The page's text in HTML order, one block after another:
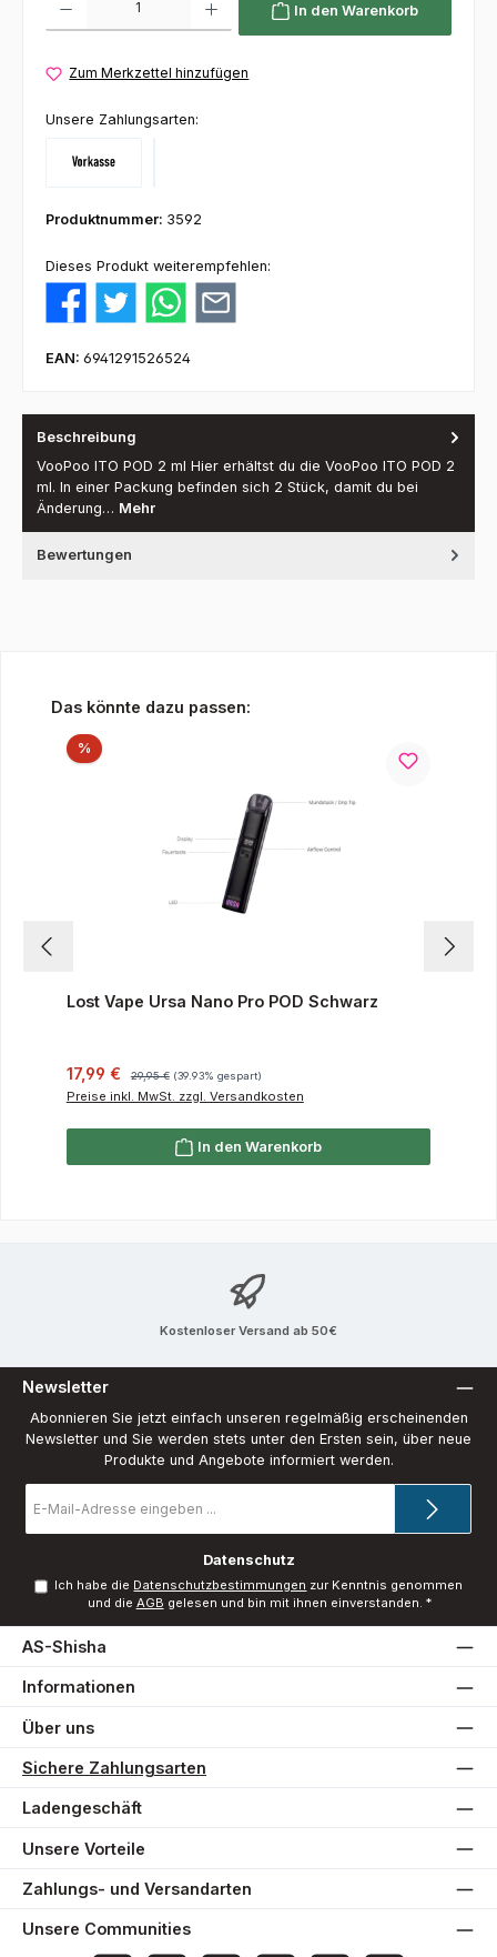
In den Warenkorb
Zum Merkzettel hinzufügen
Unsere Zahlungsarten:
Produktnummer: 3592
Dieses Produkt weiterempfehlen:
EAN: 6941291526524
Beschreibung
VooPoo ITO POD 2 ml Hier erhältst du die VooPoo ITO POD 2
ml. In einer Packung befinden sich 2 Stück, damit du bei
Änderung… Mehr
Bewertungen
Produktgalerie überspringen
Das könnte dazu passen:
%Rabatt
Lost Vape Ursa Nano Pro POD Schwarz
Verkaufspreis:
17,99 € Regulärer Preis:
29,95 € (39.93% gespart)
Preise inkl. MwSt. zzgl. Versandkosten
In den Warenkorb
Kostenloser Versand ab 50€
Newsletter
Abonnieren Sie jetzt einfach unseren regelmäßig erscheinenden
Newsletter und Sie werden stets unter den Ersten sein, über neue
Produkte und Angebote informiert werden.
Mail-
Datenschutz
Ich habe die Datenschutzbestimmungen zur Kenntnis genommen
und die AGB gelesen und bin mit ihnen einverstanden. *
AS-Shisha
Informationen
Über uns
Sichere Zahlungsarten
Ladengeschäft
Unsere Vorteile
Zahlungs- und Versandarten
Unsere Communities